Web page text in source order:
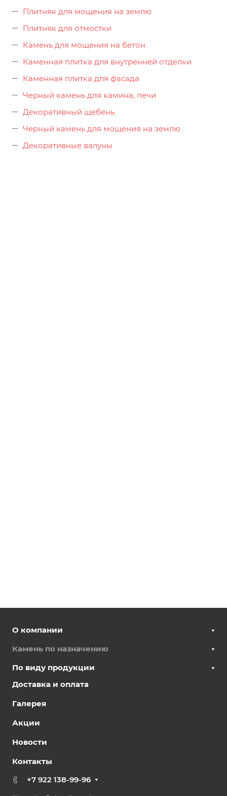
Плитняк для мощения на землю
Плитняк для отмостки
Камень для мощения на бетон
Каменная плитка для внутренней отделки
Каменная плитка для фасада
Черный камень для камина, печи
Декоративный щебень
Черный камень для мощения на землю
Декоративные валуны
О компании
Камень по назначению
По виду продукции
Доставка и оплата
Галерея
Акции
Новости
Контакты
+7 922 138-99-96